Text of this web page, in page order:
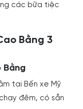
các bữa tiệc
Bằng 3
Bằng
tại Bến xe Mỹ
đêm, có sẵn